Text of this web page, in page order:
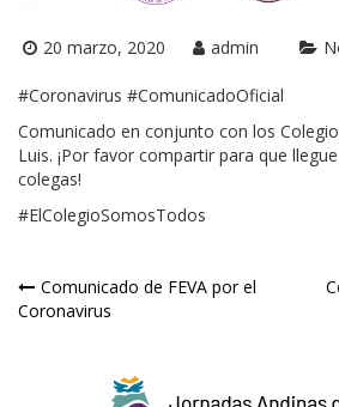
20 marzo, 2020 admin
#Coronavirus #ComunicadoOficial
Comunicado en conjunto con los
Luis. ¡Por favor compartir para que
colegas!
#ElColegioSomosTodos
Navegación
de
entradas
Comunicado de FEVA por el
Coronavirus